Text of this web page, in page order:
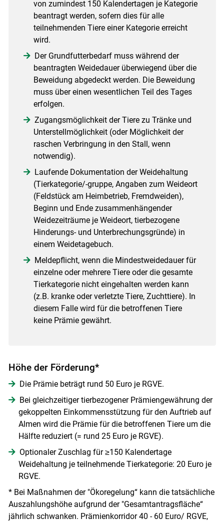
von zumindest 150 Kalendertagen je Kategorie
beantragt werden, sofern dies für alle
teilnehmenden Tiere einer Kategorie erreicht
wird.
Der Grundfutterbedarf muss während der
beantragten Weidedauer überwiegend über die
Beweidung abgedeckt werden. Die Beweidung
muss über einen wesentlichen Teil des Tages
erfolgen.
Zugangsmöglichkeit der Tiere zu Tränke und
Unterstellmöglichkeit (oder Möglichkeit der
raschen Verbringung in den Stall, wenn
notwendig).
Laufende Dokumentation der Weidehaltung
(Tierkategorie/-gruppe, Angaben zum Weideort
(Feldstück am Heimbetrieb, Fremdweiden),
Beginn und Ende zusammenhängender
Weidezeiträume je Weideort, tierbezogene
Hinderungs- und Unterbrechungsgründe) in
einem Weidetagebuch.
Meldepflicht, wenn die Mindestweidedauer für
einzelne oder mehrere Tiere oder die gesamte
Tierkategorie nicht eingehalten werden kann
(z.B. kranke oder verletzte Tiere, Zuchttiere). In
diesem Falle wird für die betroffenen Tiere
keine Prämie gewährt.
Höhe der Förderung*
Die Prämie beträgt rund 50 Euro je RGVE.
Bei gleichzeitiger tierbezogener Prämiengewährung der
gekoppelten Einkommensstützung für den Auftrieb auf
Almen wird die Prämie für die betroffenen Tiere um die
Hälfte reduziert (= rund 25 Euro je RGVE).
Optionaler Zuschlag für ≥150 Kalendertage
Weidehaltung je teilnehmende Tierkategorie: 20 Euro je
RGVE.
* Bei Maßnahmen der "Ökoregelung“ kann die tatsächliche
Auszahlungshöhe aufgrund der "Gesamtantragsfläche“
jährlich schwanken. Prämienkorridor 40 - 60 Euro/ RGVE,